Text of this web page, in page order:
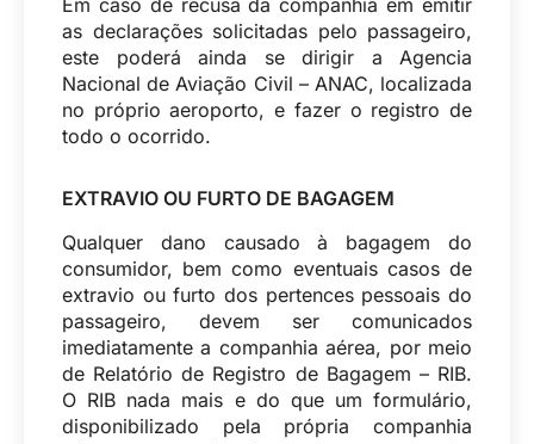
Em caso de recusa da companhia em emitir
as declarações solicitadas pelo passageiro,
este poderá ainda se dirigir a Agencia
Nacional de Aviação Civil – ANAC, localizada
no próprio aeroporto, e fazer o registro de
todo o ocorrido.
EXTRAVIO OU FURTO DE BAGAGEM
Qualquer dano causado à bagagem do
consumidor, bem como eventuais casos de
extravio ou furto dos pertences pessoais do
passageiro, devem ser comunicados
imediatamente a companhia aérea, por meio
de Relatório de Registro de Bagagem – RIB.
O RIB nada mais e do que um formulário,
disponibilizado pela própria companhia